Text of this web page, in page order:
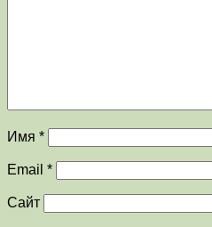
Имя *
Email *
Сайт